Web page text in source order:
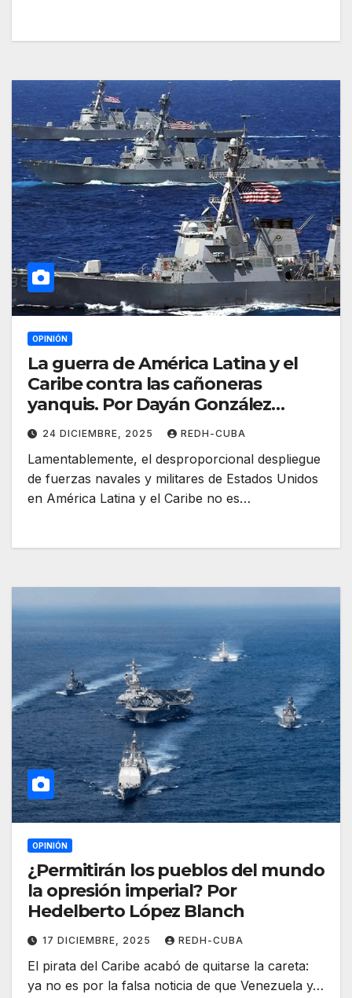
OPINIÓN
La guerra de América Latina y el
Caribe contra las cañoneras
yanquis. Por Dayán González
Ramírezb
24 DICIEMBRE, 2025 REDH-CUBA
Lamentablemente, el desproporcional despliegue
de fuerzas navales y militares de Estados Unidos
en América Latina y el Caribe no es…
OPINIÓN
¿Permitirán los pueblos del mundo
la opresión imperial? Por
Hedelberto López Blanch
17 DICIEMBRE, 2025 REDH-CUBA
El pirata del Caribe acabó de quitarse la careta:
ya no es por la falsa noticia de que Venezuela y…